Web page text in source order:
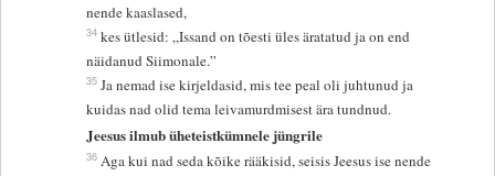
nende kaaslased,
34 kes ütlesid: „Issand on tõesti üles äratatud ja on end
näidanud Siimonale.”
35 Ja nemad ise kirjeldasid, mis tee peal oli juhtunud ja
kuidas nad olid tema leivamurdmisest ära tundnud.
Jeesus ilmub üheteistkümnele jüngrile
36 Aga kui nad seda kõike rääkisid, seisis Jeesus ise nende